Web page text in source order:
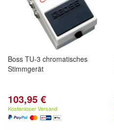
Boss TU-3 chromatisches
Stimmgerät
103,95 €
Kostenloser Versand